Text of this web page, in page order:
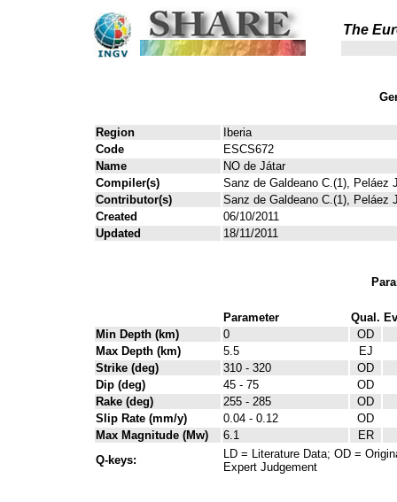
The
Region
Iberia
Code
ESCS672
Name
NO de Játar
Compiler(s)
Sanz de Galdeano C.(1), Peláez
Contributor(s)
Sanz de Galdeano C.(1), Peláez
Created
06/10/2011
Updated
18/11/2011
Parameter Qual.
Min Depth (km)
0
OD
Max Depth (km)
5.5
EJ
Strike (deg)
310 - 320
OD
Dip (deg)
45 - 75
OD
Rake (deg)
255 - 285
OD
Slip Rate (mm/y)
0.04 - 0.12
OD
Max Magnitude (Mw)
6.1
ER
Q-keys:
LD = Literature Data; OD =
Expert Judgement